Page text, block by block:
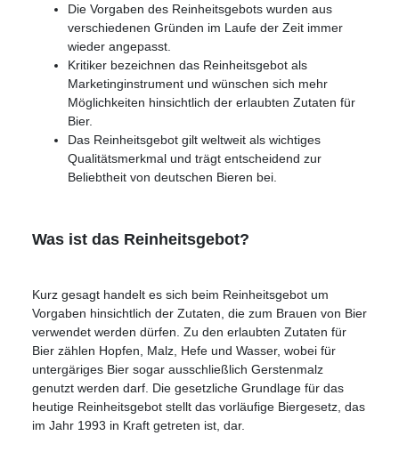
Die Vorgaben des Reinheitsgebots wurden aus
verschiedenen Gründen im Laufe der Zeit immer
wieder angepasst.
Kritiker bezeichnen das Reinheitsgebot als
Marketinginstrument und wünschen sich mehr
Möglichkeiten hinsichtlich der erlaubten Zutaten für
Bier.
Das Reinheitsgebot gilt weltweit als wichtiges
Qualitätsmerkmal und trägt entscheidend zur
Beliebtheit von deutschen Bieren bei.
Was ist das Reinheitsgebot?
Kurz gesagt handelt es sich beim Reinheitsgebot um
Vorgaben hinsichtlich der Zutaten, die zum Brauen von Bier
verwendet werden dürfen. Zu den erlaubten Zutaten für
Bier zählen Hopfen, Malz, Hefe und Wasser, wobei für
untergäriges Bier sogar ausschließlich Gerstenmalz
genutzt werden darf. Die gesetzliche Grundlage für das
heutige Reinheitsgebot stellt das vorläufige Biergesetz, das
im Jahr 1993 in Kraft getreten ist, dar.